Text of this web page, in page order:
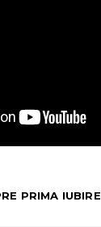
PRIMA IUBIRE